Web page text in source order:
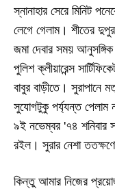
স্নানাহার সেরে মিনিট
লেগে গেলাম। শীতের
জমা দেবার সময় আনুসঙ্গিক
পুলিশ ক্লীয়ারেন্স
বাবুর বাড়ীতে। সুরাপানে
সুযোগটুকু পর্য্যন্ত পেলাম
৯ই নভেম্বর '৭৪ শনিবার
রইল। সুরার নেশা ততক্ষণে
কিন্তু আমার নিজের